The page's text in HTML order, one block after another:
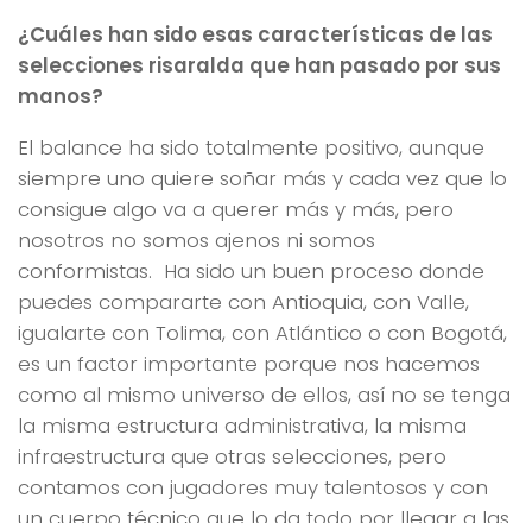
¿Cuáles han sido esas características de las
selecciones risaralda que han pasado por sus
manos?
El balance ha sido totalmente positivo, aunque
siempre uno quiere soñar más y cada vez que lo
consigue algo va a querer más y más, pero
nosotros no somos ajenos ni somos
conformistas. Ha sido un buen proceso donde
puedes compararte con Antioquia, con Valle,
igualarte con Tolima, con Atlántico o con Bogotá,
es un factor importante porque nos hacemos
como al mismo universo de ellos, así no se tenga
la misma estructura administrativa, la misma
infraestructura que otras selecciones, pero
contamos con jugadores muy talentosos y con